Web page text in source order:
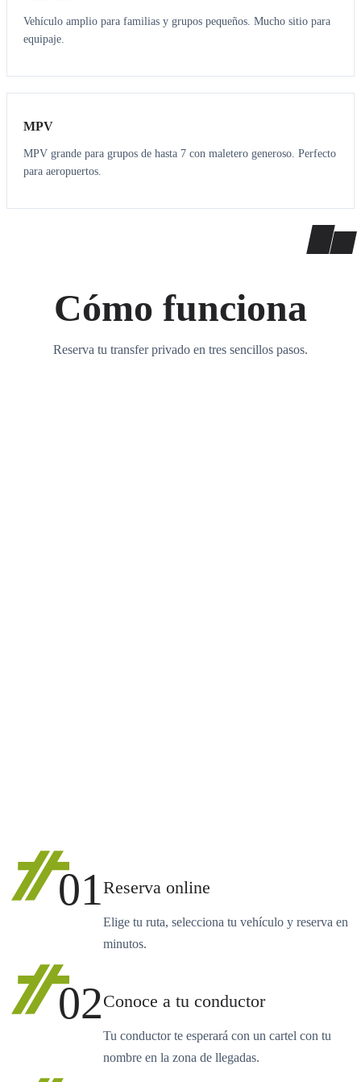
Vehículo amplio para familias y grupos pequeños. Mucho sitio para
equipaje.
7 7
MPV
MPV grande para grupos de hasta 7 con maletero generoso. Perfecto
para aeropuertos.
Cómo funciona
Reserva tu transfer privado en tres sencillos pasos.
01Reserva online
Elige tu ruta, selecciona tu vehículo y reserva en
minutos.
02Conoce a tu conductor
Tu conductor te esperará con un cartel con tu
nombre en la zona de llegadas.